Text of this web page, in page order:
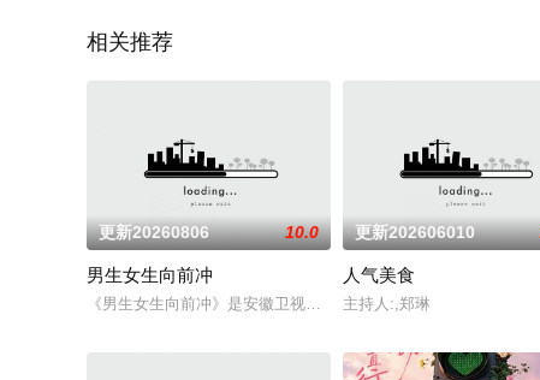
相关推荐
更新20260806 10.0
男生女生向前冲
《男生女生向前冲》是安徽卫视的一档全民榜样健身节目。从
更新202606010
人气美食
主持人:,郑琳